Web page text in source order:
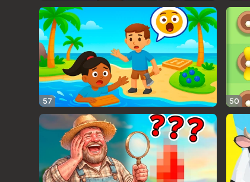
57 50